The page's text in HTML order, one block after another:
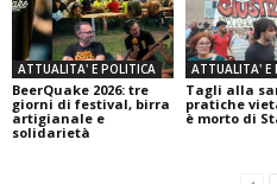
ATTUALITA' E POLITICA
BeerQuake 2026: tre
giorni di festival, birra
artigianale e
solidarietà
ATTUALITA' E
Tagli alla
pratiche
è morto di